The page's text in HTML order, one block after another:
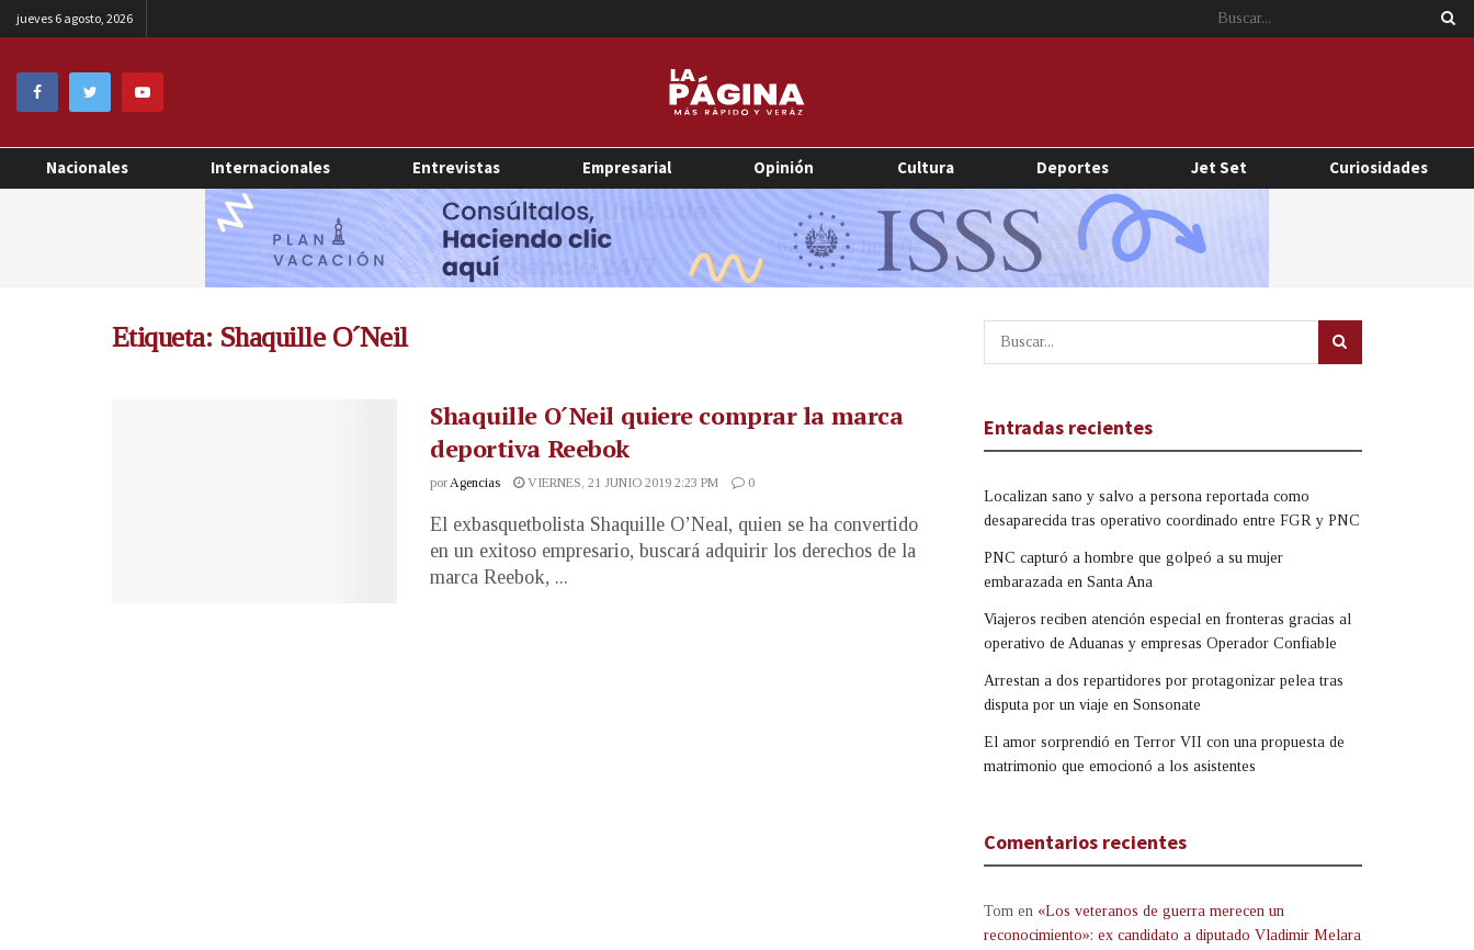
jueves 6 agosto, 2026
Nacionales Internacionales Entrevistas Empresarial Opinión Cultura Deportes Jet Set Curiosidades
Etiqueta: Shaquille O´Neil
Shaquille O´Neil quiere comprar la marca
deportiva Reebok
porAgencias VIERNES, 21 JUNIO 2019 2:23 PM 0
El exbasquetbolista Shaquille O’Neal, quien se ha convertido
en un exitoso empresario, buscará adquirir los derechos de la
marca Reebok, ...
Entradas recientes
Localizan sano y salvo a persona reportada como
desaparecida tras operativo coordinado entre FGR y PNC
PNC capturó a hombre que golpeó a su mujer
embarazada en Santa Ana
Viajeros reciben atención especial en fronteras gracias al
operativo de Aduanas y empresas Operador Confiable
Arrestan a dos repartidores por protagonizar pelea tras
disputa por un viaje en Sonsonate
El amor sorprendió en Terror VII con una propuesta de
matrimonio que emocionó a los asistentes
Comentarios recientes
Tom en «Los veteranos de guerra merecen un
reconocimiento»: ex candidato a diputado Vladimir Melara